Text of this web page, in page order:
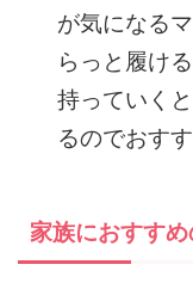
が気になる
らっと履け
持っていく
るのでおすす
家族におすす